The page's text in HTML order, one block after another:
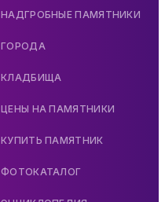
НАДГРОБНЫЕ ПАМЯТНИКИ
ГОРОДА
КЛАДБИЩА
ЦЕНЫ НА ПАМЯТНИКИ
КУПИТЬ ПАМЯТНИК
ФОТОКАТАЛОГ